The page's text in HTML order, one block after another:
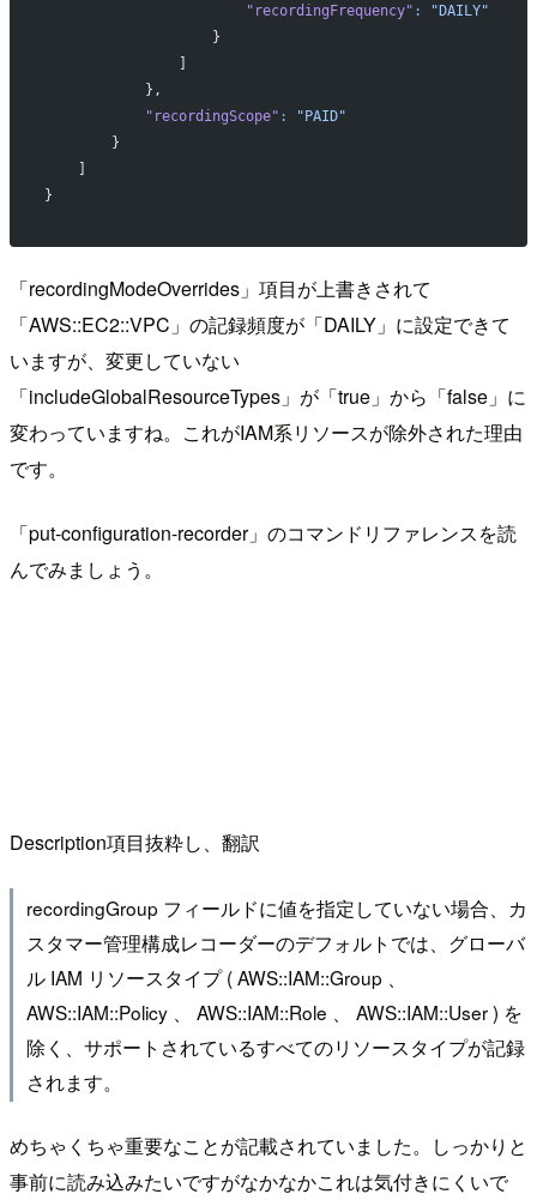
                        "recordingFrequency"
:
"DAILY"
                    }
                ]
            },
            "recordingScope"
:
"PAID"
        }
    ]
}
「recordingModeOverrides」項目が上書きされて
「AWS::EC2::VPC」の記録頻度が「DAILY」に設定できて
いますが、変更していない
「includeGlobalResourceTypes」が「true」から「false」に
変わっていますね。これがIAM系リソースが除外された理由
です。
「put-configuration-recorder」のコマンドリファレンスを読
んでみましょう。
Description項目抜粋し、翻訳
recordingGroup フィールドに値を指定していない場合、カ
スタマー管理構成レコーダーのデフォルトでは、グローバ
ル IAM リソースタイプ ( AWS::IAM::Group 、
AWS::IAM::Policy 、 AWS::IAM::Role 、 AWS::IAM::User ) を
除く、サポートされているすべてのリソースタイプが記録
されます。
めちゃくちゃ重要なことが記載されていました。しっかりと
事前に読み込みたいですがなかなかこれは気付きにくいで